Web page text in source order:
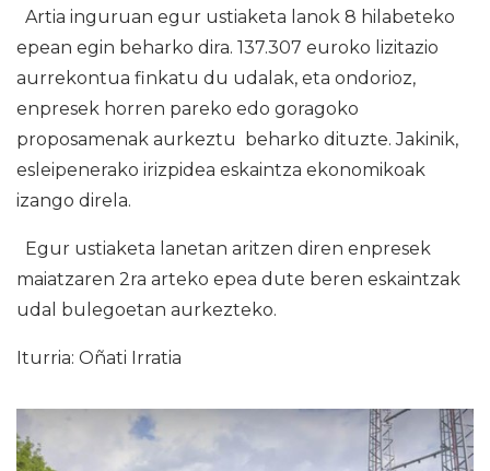
Artia inguruan egur ustiaketa lanok 8 hilabeteko
epean egin beharko dira. 137.307 euroko lizitazio
aurrekontua finkatu du udalak, eta ondorioz,
enpresek horren pareko edo goragoko
proposamenak aurkeztu beharko dituzte. Jakinik,
esleipenerako irizpidea eskaintza ekonomikoak
izango direla.
Egur ustiaketa lanetan aritzen diren enpresek
maiatzaren 2ra arteko epea dute beren eskaintzak
udal bulegoetan aurkezteko.
Iturria: Oñati Irratia